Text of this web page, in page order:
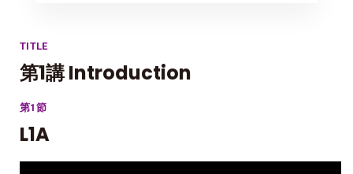
TITLE
第1講 Introduction
第1節
L1A